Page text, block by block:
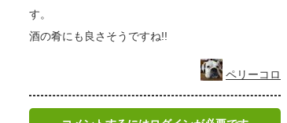
す。
酒の肴にも良さそうですね!!
ペリーコロ